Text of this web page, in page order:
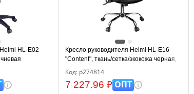
HL-E02
Кресло руководителя Helmi HL-E16
"Content", ткань/сетка/экокожа черная,
хром
Код: р274814
7 227.96 ₽ОПТ